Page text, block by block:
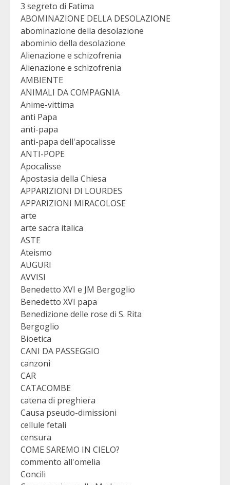
3 segreto di Fatima
ABOMINAZIONE DELLA DESOLAZIONE
abominazione della desolazione
abominio della desolazione
Alienazione e schizofrenia
Alienazione e schizofrenia
AMBIENTE
ANIMALI DA COMPAGNIA
Anime-vittima
anti Papa
anti-papa
anti-papa dell'apocalisse
ANTI-POPE
Apocalisse
Apostasia della Chiesa
APPARIZIONI DI LOURDES
APPARIZIONI MIRACOLOSE
arte
arte sacra italica
ASTE
Ateismo
AUGURI
AVVISI
Benedetto XVI e JM Bergoglio
Benedetto XVI papa
Benedizione delle rose di S. Rita
Bergoglio
Bioetica
CANI DA PASSEGGIO
canzoni
CAR
CATACOMBE
catena di preghiera
Causa pseudo-dimissioni
cellule fetali
censura
COME SAREMO IN CIELO?
commento all'omelia
Concili